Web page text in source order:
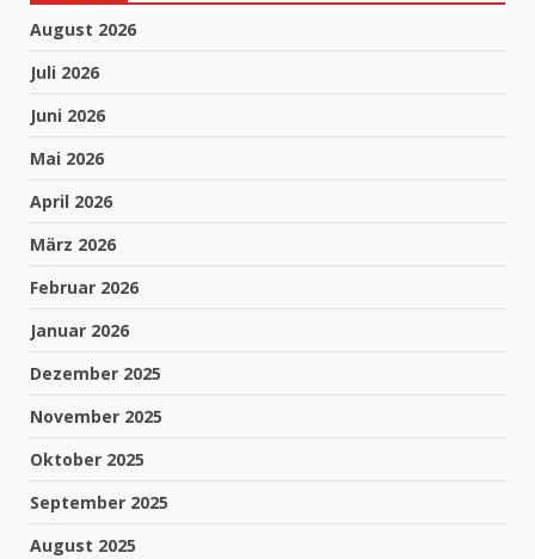
August 2026
Juli 2026
Juni 2026
Mai 2026
April 2026
März 2026
Februar 2026
Januar 2026
Dezember 2025
November 2025
Oktober 2025
September 2025
August 2025